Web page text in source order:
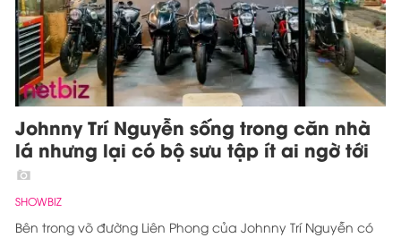
Johnny Trí Nguyễn sống trong căn nhà
lá nhưng lại có bộ sưu tập ít ai ngờ tới
SHOWBIZ
Bên trong võ đường Liên Phong của Johnny Trí Nguyễn có